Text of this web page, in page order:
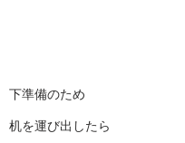
下準備のため
机を運び出したら